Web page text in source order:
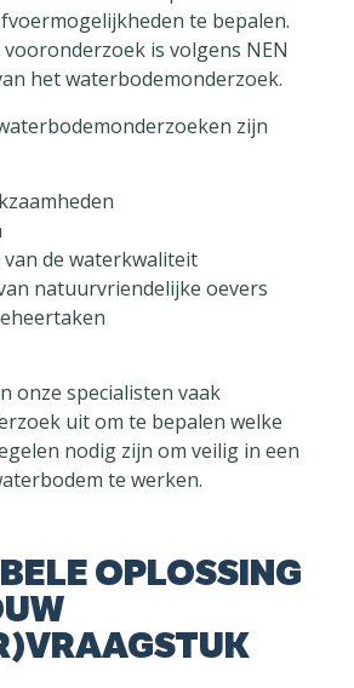
te bepalen.
is volgens NEN
het waterbodemonderzoek.
zijn
de waterkwaliteit
natuurvriendelijke oevers
onze specialisten vaak
uit om te bepalen welke
nodig zijn om veilig in een
te werken.
OPLOSSING